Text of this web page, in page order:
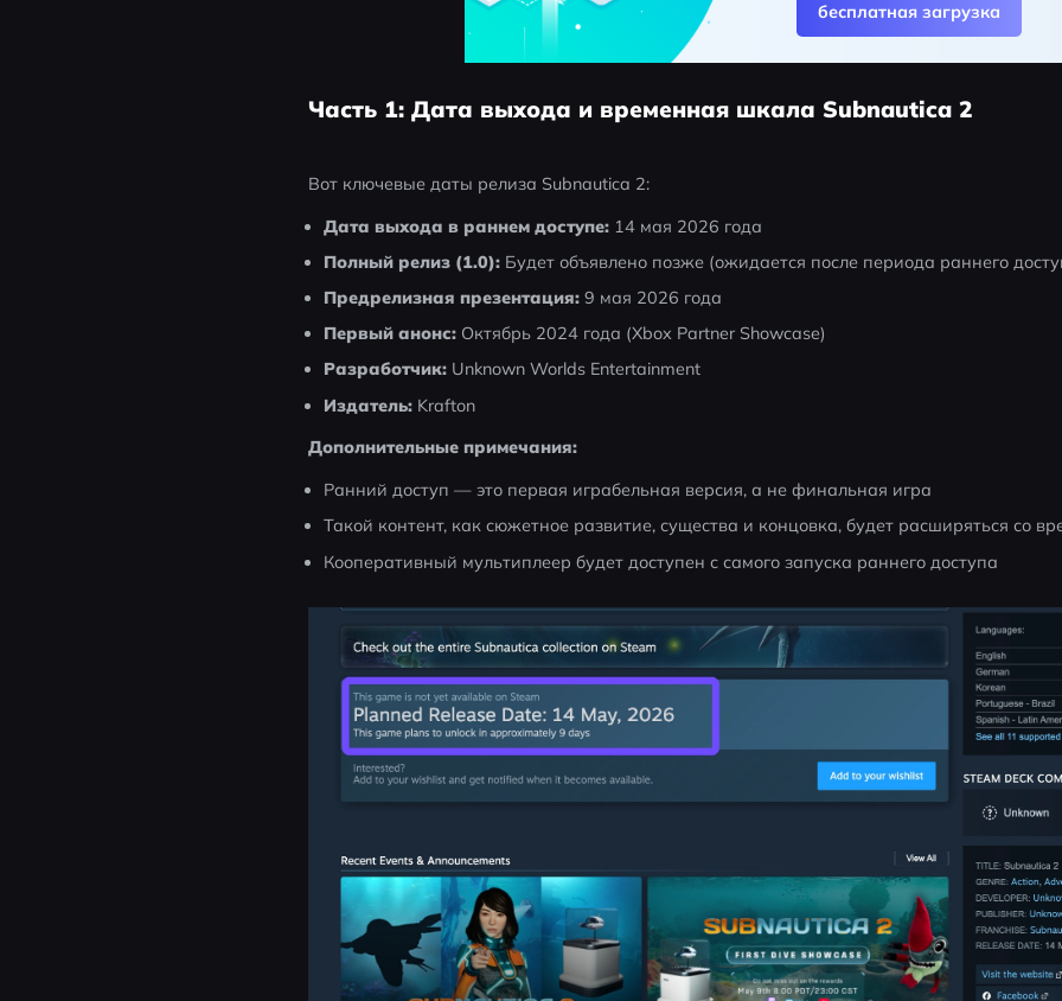
бесплатная загрузка
Часть 1: Дата выхода и временная шкала Subnautica 2
Вот ключевые даты релиза Subnautica 2:
Дата выхода в раннем доступе: 14 мая 2026 года
Полный релиз (1.0): Будет объявлено позже (ожидается после периода раннего
Предрелизная презентация: 9 мая 2026 года
Первый анонс: Октябрь 2024 года (Xbox Partner Showcase)
Разработчик: Unknown Worlds Entertainment
Издатель: Krafton
Дополнительные примечания:
Ранний доступ — это первая играбельная версия, а не финальная игра
Такой контент, как сюжетное развитие, существа и концовка, будет расширяться со
Кооперативный мультиплеер будет доступен с самого запуска раннего доступа